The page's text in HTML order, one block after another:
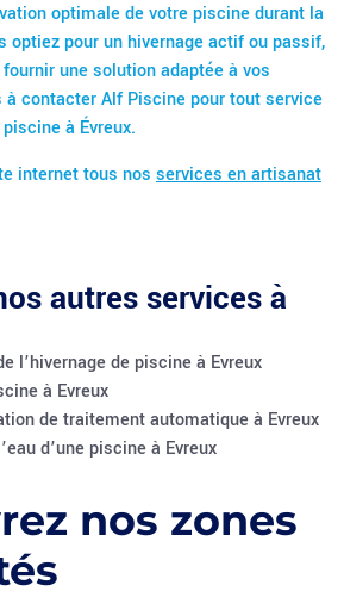
optimale de votre piscine durant la
optiez pour un hivernage actif ou passif,
une solution adaptée à vos
à contacter Alf Piscine pour tout service
à Évreux.
internet tous nos services en artisanat
autres services à
l’hivernage de piscine à Evreux
à Evreux
de traitement automatique à Evreux
d’une piscine à Evreux
nos zones